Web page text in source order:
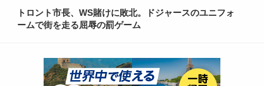
トロント市長、WS賭けに敗北。ドジャースのユニフォ
ームで街を走る屈辱の罰ゲーム